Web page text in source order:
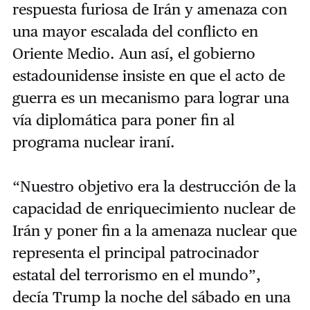
respuesta furiosa de Irán y amenaza con
una mayor escalada del conflicto en
Oriente Medio. Aun así, el gobierno
estadounidense insiste en que el acto de
guerra es un mecanismo para lograr una
vía diplomática para poner fin al
programa nuclear iraní.
“Nuestro objetivo era la destrucción de la
capacidad de enriquecimiento nuclear de
Irán y poner fin a la amenaza nuclear que
representa el principal patrocinador
estatal del terrorismo en el mundo”,
decía Trump la noche del sábado en una